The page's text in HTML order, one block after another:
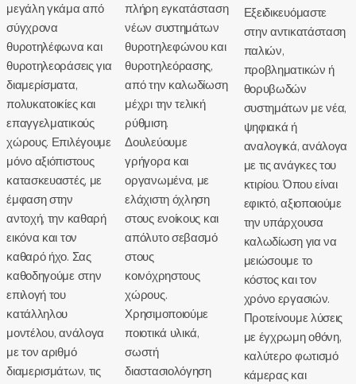
μεγάλη γκάμα από
σύγχρονα
θυροτηλέφωνα και
θυροτηλεοράσεις για
διαμερίσματα,
πολυκατοικίες και
επαγγελματικούς
χώρους. Επιλέγουμε
μόνο αξιόπιστους
κατασκευαστές, με
έμφαση στην
αντοχή, την καθαρή
εικόνα και τον
καθαρό ήχο. Σας
καθοδηγούμε στην
επιλογή του
κατάλληλου
μοντέλου, ανάλογα
με τον αριθμό
διαμερισμάτων, τις
πλήρη εγκατάσταση
νέων συστημάτων
θυροτηλεφώνου και
θυροτηλεόρασης,
από την καλωδίωση
μέχρι την τελική
ρύθμιση.
Δουλεύουμε
γρήγορα και
οργανωμένα, με
ελάχιστη όχληση
στους ενοίκους και
απόλυτο σεβασμό
στους
κοινόχρηστους
χώρους.
Χρησιμοποιούμε
ποιοτικά υλικά,
σωστή
διαστασιολόγηση
Εξειδικευόμαστε
στην αντικατάσταση
παλιών,
προβληματικών ή
θορυβωδών
συστημάτων με νέα,
ψηφιακά ή
αναλογικά, ανάλογα
με τις ανάγκες του
κτιρίου. Όπου είναι
εφικτό, αξιοποιούμε
την υπάρχουσα
καλωδίωση για να
μειώσουμε το
κόστος και τον
χρόνο εργασιών.
Προτείνουμε λύσεις
με έγχρωμη οθόνη,
καλύτερο φωτισμό
κάμερας και